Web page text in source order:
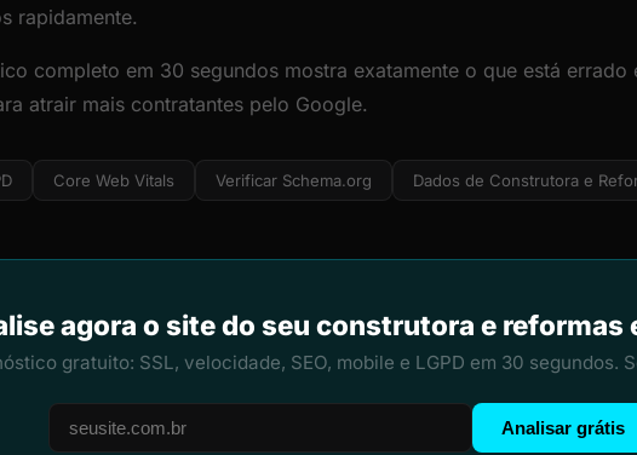
rapidamente.
completo em 30 segundos mostra exatamente o que está
atrair mais contratantes pelo Google.
Core Web Vitals Verificar Schema.org Dados de Construtora e
agora o site do seu construtora e reformas
gratuito: SSL, velocidade, SEO, mobile e LGPD em 30 segundos.
Analisar grátis